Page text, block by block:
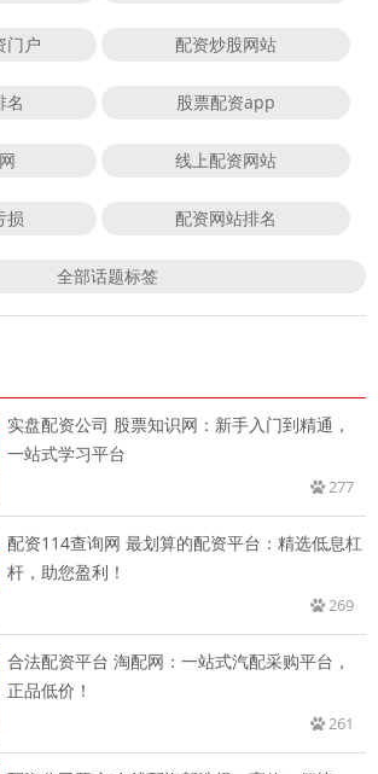
门户 配资炒股网站
名 股票配资app
线上配资网站
损 配资网站排名
全部话题标签
实盘配资公司 股票知识网：新手入门到精通，
一站式学习平台
277
配资114查询网 最划算的配资平台：精选低息杠
杆，助您盈利！
269
合法配资平台 淘配网：一站式汽配采购平台，
正品低价！
261